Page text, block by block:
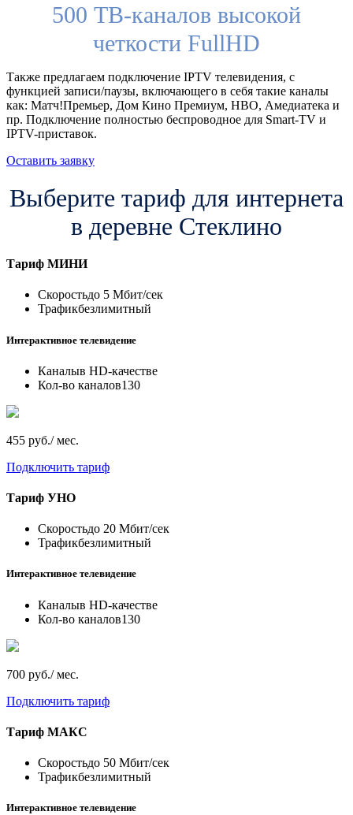
500 ТВ-каналов высокой
четкости FullHD
Также предлагаем подключение IPTV телевидения, с
функцией записи/паузы, включающего в себя такие каналы
как: Матч!Премьер, Дом Кино Премиум, HBO, Амедиатека и
пр. Подключение полностью беспроводное для Smart-TV и
IPTV-приставок.
Оставить заявку
Выберите тариф для интернета
в деревне Стеклино
Тариф МИНИ
Скоростьдо 5 Мбит/сек
Трафикбезлимитный
Интерактивное телевидение
Каналыв HD-качестве
Кол-во каналов130
455 руб./ мес.
Подключить тариф
Тариф УНО
Скоростьдо 20 Мбит/сек
Трафикбезлимитный
Интерактивное телевидение
Каналыв HD-качестве
Кол-во каналов130
700 руб./ мес.
Подключить тариф
Тариф МАКС
Скоростьдо 50 Мбит/сек
Трафикбезлимитный
Интерактивное телевидение